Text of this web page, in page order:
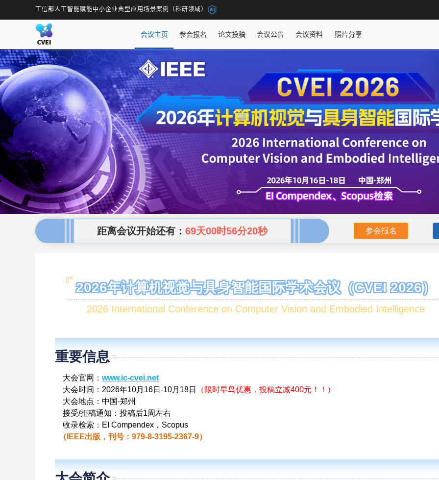
工信部人工智能赋能中小企业典型应用场景案例（科研领域）
会议主页 参会报名 论文投稿 会议公告 会议资料 照片分享
距离会议开始还有： 69天00时56分19秒 参会报名
2026年计算机视觉与具身智能国际学术会议（CVEI 2026）
2026 International Conference on Computer Vision and Embodied Intelligence
Key Information
重要信息
大会官网： www.ic-cvei.net
大会时间：2026年10月16日-10月18日
（限时早鸟优惠，投稿立减400元！！）
大会地点：中国-郑州
接受/拒稿通知：投稿后1周左右
收录检索：EI Compendex，Scopus
（IEEE出版，刊号：979-8-3195-2367-9）
About